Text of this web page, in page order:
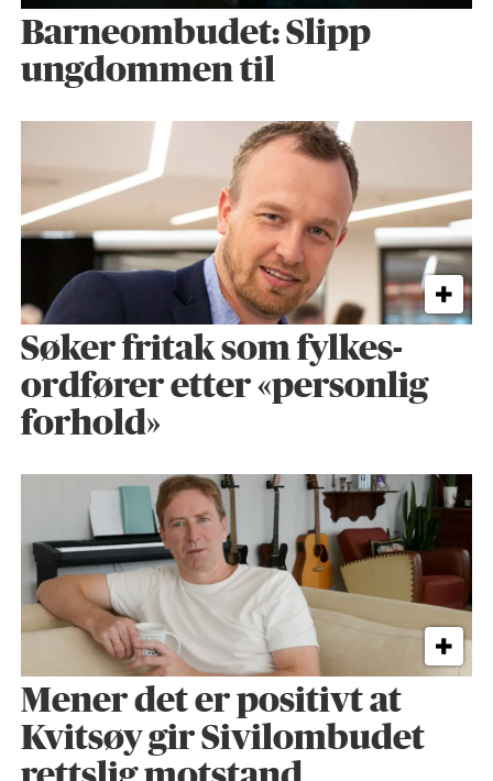
Barneombudet: Slipp
ungdommen til
Søker fritak som fylkes­
ordfører etter «personlig
forhold»
Mener det er positivt at
Kvitsøy gir Sivilombudet